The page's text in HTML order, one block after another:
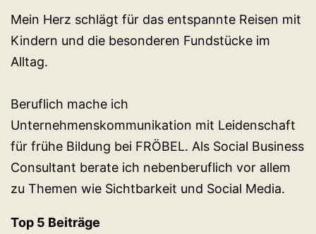
Mein Herz schlägt für das entspannte Reisen mit
Kindern und die besonderen Fundstücke im
Alltag.
Beruflich mache ich
Unternehmenskommunikation mit Leidenschaft
für frühe Bildung bei FRÖBEL. Als Social Business
Consultant berate ich nebenberuflich vor allem
zu Themen wie Sichtbarkeit und Social Media.
Top 5 Beiträge